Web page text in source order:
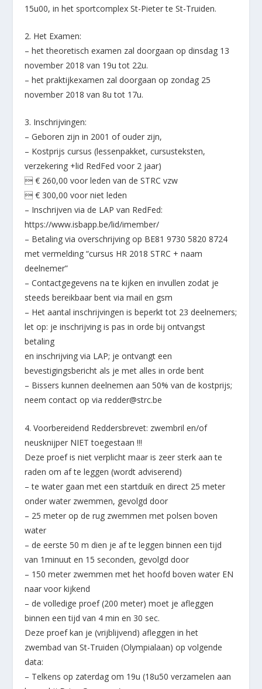
15u00, in het sportcomplex St-Pieter te St-Truiden.
2. Het Examen:
– het theoretisch examen zal doorgaan op dinsdag 13
november 2018 van 19u tot 22u.
– het praktijkexamen zal doorgaan op zondag 25
november 2018 van 8u tot 17u.
3. Inschrijvingen:
– Geboren zijn in 2001 of ouder zijn,
– Kostprijs cursus (lessenpakket, cursusteksten,
verzekering +lid RedFed voor 2 jaar)
 € 260,00 voor leden van de STRC vzw
 € 300,00 voor niet leden
– Inschrijven via de LAP van RedFed:
https://www.isbapp.be/lid/imember/
– Betaling via overschrijving op BE81 9730 5820 8724
met vermelding “cursus HR 2018 STRC + naam
deelnemer”
– Contactgegevens na te kijken en invullen zodat je
steeds bereikbaar bent via mail en gsm
– Het aantal inschrijvingen is beperkt tot 23 deelnemers;
let op: je inschrijving is pas in orde bij ontvangst
betaling
en inschrijving via LAP; je ontvangt een
bevestigingsbericht als je met alles in orde bent
– Bissers kunnen deelnemen aan 50% van de kostprijs;
neem contact op via redder@strc.be
4. Voorbereidend Reddersbrevet: zwembril en/of
neusknijper NIET toegestaan !!!
Deze proef is niet verplicht maar is zeer sterk aan te
raden om af te leggen (wordt adviserend)
– te water gaan met een startduik en direct 25 meter
onder water zwemmen, gevolgd door
– 25 meter op de rug zwemmen met polsen boven
water
– de eerste 50 m dien je af te leggen binnen een tijd
van 1minuut en 15 seconden, gevolgd door
– 150 meter zwemmen met het hoofd boven water EN
naar voor kijkend
– de volledige proef (200 meter) moet je afleggen
binnen een tijd van 4 min en 30 sec.
Deze proef kan je (vrijblijvend) afleggen in het
zwembad van St-Truiden (Olympialaan) op volgende
data:
– Telkens op zaterdag om 19u (18u50 verzamelen aan